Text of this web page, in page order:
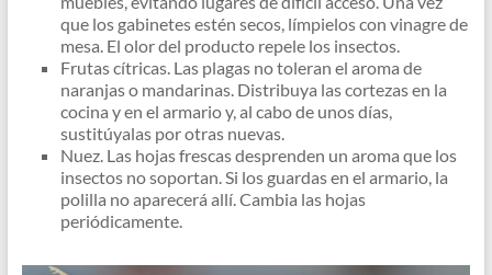
que los gabinetes estén secos, límpielos con vinagre de
mesa. El olor del producto repele los insectos.
Frutas cítricas. Las plagas no toleran el aroma de
naranjas o mandarinas. Distribuya las cortezas en la
cocina y en el armario y, al cabo de unos días,
sustitúyalas por otras nuevas.
Nuez. Las hojas frescas desprenden un aroma que los
insectos no soportan. Si los guardas en el armario, la
polilla no aparecerá allí. Cambia las hojas
periódicamente.